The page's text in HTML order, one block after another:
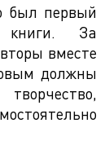
был первый
книги. За
вместе
должны